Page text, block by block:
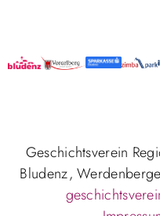
Geschichtsverein
Bludenz,